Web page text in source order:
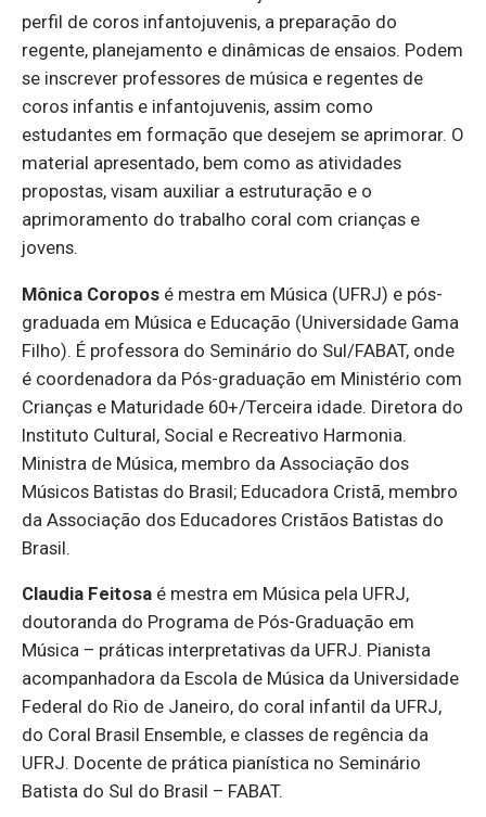
perfil de coros infantojuvenis, a preparação do
regente, planejamento e dinâmicas de ensaios. Podem
se inscrever professores de música e regentes de
coros infantis e infantojuvenis, assim como
estudantes em formação que desejem se aprimorar. O
material apresentado, bem como as atividades
propostas, visam auxiliar a estruturação e o
aprimoramento do trabalho coral com crianças e
jovens.
Mônica Coropos é mestra em Música (UFRJ) e pós-
graduada em Música e Educação (Universidade Gama
Filho). É professora do Seminário do Sul/FABAT, onde
é coordenadora da Pós-graduação em Ministério com
Crianças e Maturidade 60+/Terceira idade. Diretora do
Instituto Cultural, Social e Recreativo Harmonia.
Ministra de Música, membro da Associação dos
Músicos Batistas do Brasil; Educadora Cristã, membro
da Associação dos Educadores Cristãos Batistas do
Brasil.
Claudia Feitosa é mestra em Música pela UFRJ,
doutoranda do Programa de Pós-Graduação em
Música – práticas interpretativas da UFRJ. Pianista
acompanhadora da Escola de Música da Universidade
Federal do Rio de Janeiro, do coral infantil da UFRJ,
do Coral Brasil Ensemble, e classes de regência da
UFRJ. Docente de prática pianística no Seminário
Batista do Sul do Brasil – FABAT.